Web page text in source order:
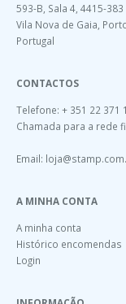
593-B, Sala 4, 4415-383
Vila Nova de Gaia,
Portugal
CONTACTOS
Telefone: + 351 22 371
Chamada para a rede
Email:
A MINHA CONTA
A minha conta
Histórico encomendas
Login